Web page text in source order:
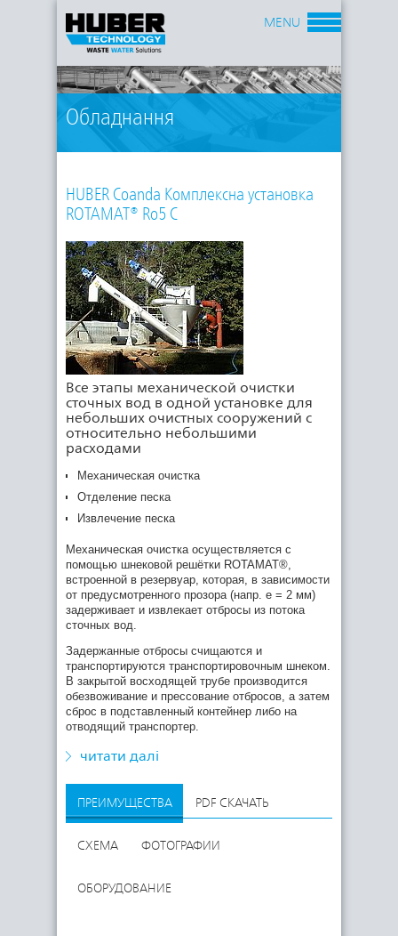
Обладнання
MENU
HUBER Coanda Комплексна установка
ROTAMAT® Ro5 C
Все этапы механической очистки
сточных вод в одной установке для
небольших очистных сооружений с
относительно небольшими
расходами
Механическая очистка
Отделение песка
Извлечение песка
Механическая очистка осуществляется с
помощью шнековой решётки ROTAMAT®,
встроенной в резервуар, которая, в зависимости
от предусмотренного прозора (напр. e = 2 мм)
задерживает и извлекает отбросы из потока
сточных вод.
Задержанные отбросы счищаются и
транспортируются транспортировочным шнеком.
В закрытой восходящей трубе производится
обезвоживание и прессование отбросов, а затем
сброс в подставленный контейнер либо на
отводящий транспортер.
читати далі
Очищенный от крупных отбросов поток сточных
вод самотёком поступает в круглую песколовку
с эффектом Коанда. Загрузка
тюльпанообразной песколовки через камеру
Благодаря возникающему при создании
завихрений пониженному давлению
через специальные воздушные трубки, и его
подмес в сточные воды.
Благодаря этим 3-м эффектам - эффекту
Коанда, эффекту "чайной чашки" и
дополнительному подмесу воздуха -
органические составляющие удерживаются на
поверхности и отводятся из резервуара через
переливной кант, в то время как тяжелые
минеральные составляющие собираются в
нижней части воронки.
Выгрузка песка производится при помощи
шнека, расположенного в восходящей трубе.
Перед сбросом песка в контейнер в трубе
производится его статическое обезвоживание.
ПРЕИМУЩЕСТВА PDF СКАЧАТЬ
СХЕМА ФОТОГРАФИИ
ОБОРУДОВАНИЕ